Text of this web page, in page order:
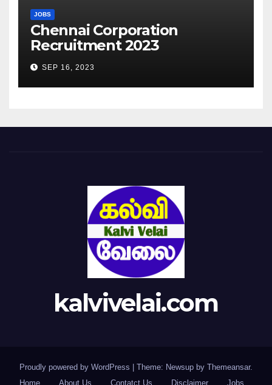
JOBS
Chennai Corporation
Recruitment 2023
SEP 16, 2023
kalvivelai.com
Proudly powered by WordPress | Theme: Newsup by Themeansar.
Home
About Us Contatct Us Disclaimer Jobs